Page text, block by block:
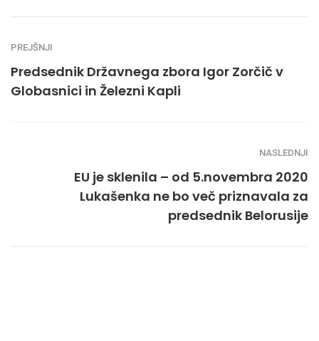
PREJŠNJI
Predsednik Državnega zbora Igor Zorčič v
Globasnici in Železni Kapli
NASLEDNJI
EU je sklenila – od 5.novembra 2020
Lukašenka ne bo več priznavala za
predsednik Belorusije